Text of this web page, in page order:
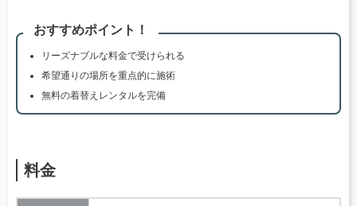
おすすめポイント！
リーズナブルな料金で受けられる
希望通りの場所を重点的に施術
無料の着替えレンタルを完備
料金